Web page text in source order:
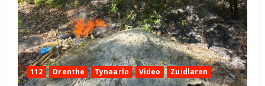
112 Drenthe Tynaarlo Video Zuidlaren